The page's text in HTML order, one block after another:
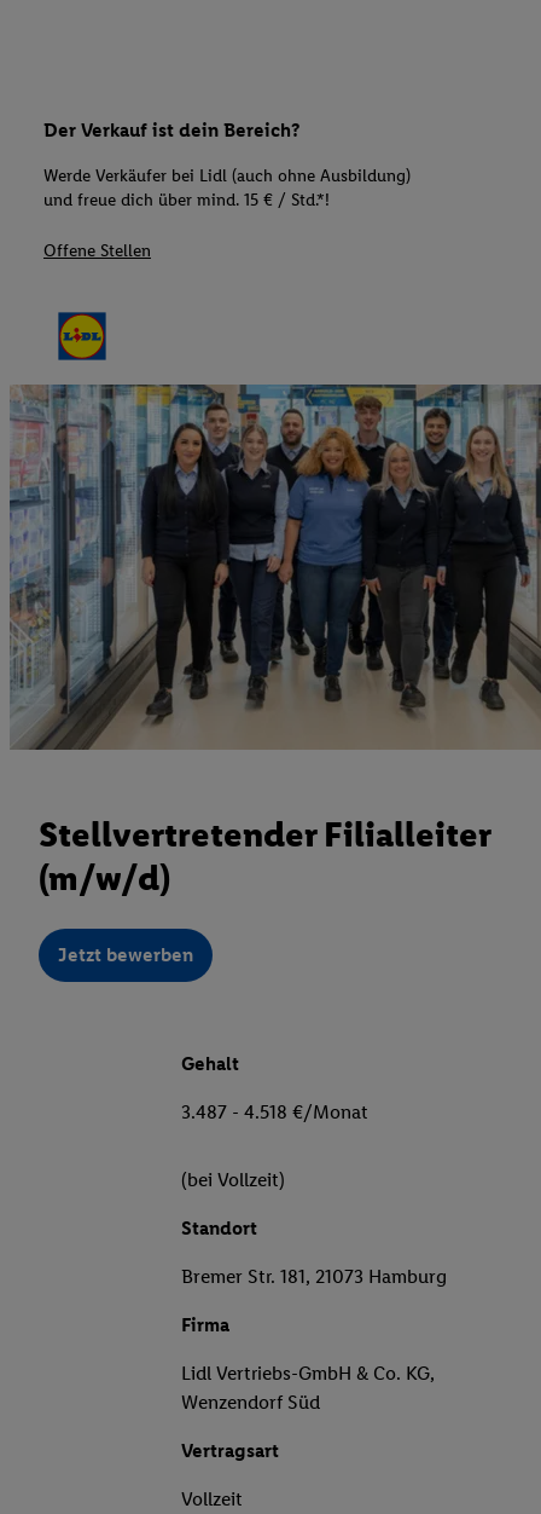
Der Verkauf ist dein Bereich?
Werde Verkäufer bei Lidl (auch ohne Ausbildung)
und freue dich über mind. 15 € / Std.*!
Offene Stellen
Stellvertretender Filialleiter
(m/w/d)
Jetzt bewerben
Gehalt
3.487 - 4.518 €/Monat
(bei Vollzeit)
Standort
Bremer Str. 181, 21073 Hamburg
Firma
Lidl Vertriebs-GmbH & Co. KG,
Wenzendorf Süd
Vertragsart
Vollzeit